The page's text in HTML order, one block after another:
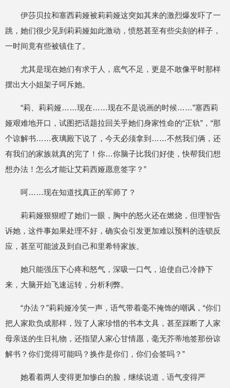
伊莎贝拉和塞西莉娅被莉莉娅这突如其来的激烈爆发吓了一
跳，她们很少见到莉莉娅如此激动，愤怒甚至有些尖刻的样子，
一时间竟有些被镇住了。
尤其是现在她们有求于人，底气不足，更是不敢像平时那样
摆出大小姐架子呵斥她。
“莉、莉莉娅……现在……现在不是说画的时候……”塞西莉
娅艰难地开口，试图把话题拉回关乎她们身家性命的“正轨”，“那
个谅解书……夜璃殿下说了，今天必须拿到……不然我们俩，还
有我们的家族就真的完了！你…你脑子比我们好使，快帮我们想
想办法！怎么才能让艾莉西娅愿意签字？”
呵……现在知道找真正的军师了？
莉莉娅狠狠瞪了她们一眼，胸中的怒火还在燃烧，但理智告
诉她，这件事如果处理不好，确实会引发更加难以预料的连锁反
应，甚至可能波及到自己和里希特家族。
她只能强压下心疼和怒气，深吸一口气，迫使自己冷静下
来，大脑开始飞速运转，分析利弊。
“办法？”莉莉娅冷笑一声，语气带着毫不掩饰的嘲讽，“你们
把人家欺负成那样，毁了人家珍惜的书本文具，甚至踩断了人家
母亲送的生日礼物，还指望人家心甘情愿，毫无芥蒂地签那份谅
解书？你们觉得可能吗？换作是你们，你们会签吗？”
她看着两人变得更加惨白的脸，继续说道，语气变得严